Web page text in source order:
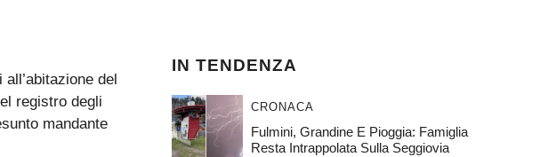
del
registro degli
mandante
IN TENDENZA
CRONACA
Fulmini, Grandine E Pioggia: Famiglia
Resta Intrappolata Sulla Seggiovia